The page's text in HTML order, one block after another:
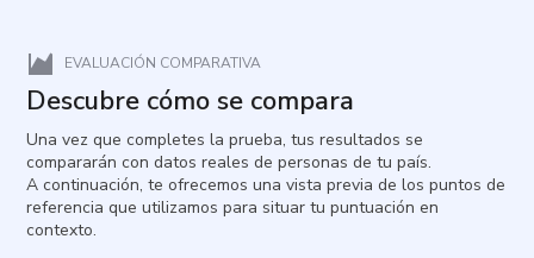
EVALUACIÓN COMPARATIVA
Descubre cómo se compara
Una vez que completes la prueba, tus resultados se
compararán con datos reales de personas de tu país.
A continuación, te ofrecemos una vista previa de los puntos de
referencia que utilizamos para situar tu puntuación en
contexto.